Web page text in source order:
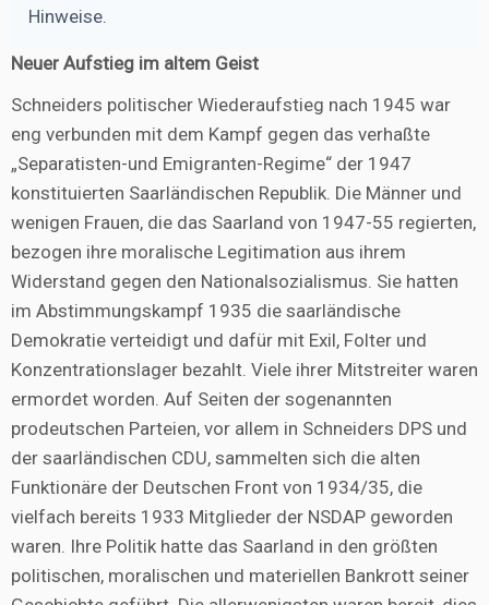
Hinweise.
Neuer Aufstieg im altem Geist
Schneiders politischer Wiederaufstieg nach 1945 war
eng verbunden mit dem Kampf gegen das verhaßte
„Separatisten-und Emigranten-Regime“ der 1947
konstituierten Saarländischen Republik. Die Männer und
wenigen Frauen, die das Saarland von 1947-55 regierten,
bezogen ihre moralische Legitimation aus ihrem
Widerstand gegen den Nationalsozialismus. Sie hatten
im Abstimmungskampf 1935 die saarländische
Demokratie verteidigt und dafür mit Exil, Folter und
Konzentrationslager bezahlt. Viele ihrer Mitstreiter waren
ermordet worden. Auf Seiten der sogenannten
prodeutschen Parteien, vor allem in Schneiders DPS und
der saarländischen CDU, sammelten sich die alten
Funktionäre der Deutschen Front von 1934/35, die
vielfach bereits 1933 Mitglieder der NSDAP geworden
waren. Ihre Politik hatte das Saarland in den größten
politischen, moralischen und materiellen Bankrott seiner